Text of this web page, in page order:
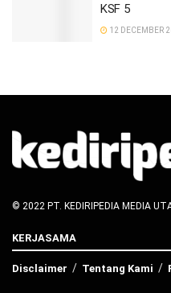
KSF 5
12 DECEMBER
© 2022 PT. KEDIRIPEDIA MEDIA
KERJASAMA
Disclaimer Tentang Kami